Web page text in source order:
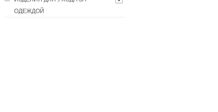
ОДЕЖДОЙ